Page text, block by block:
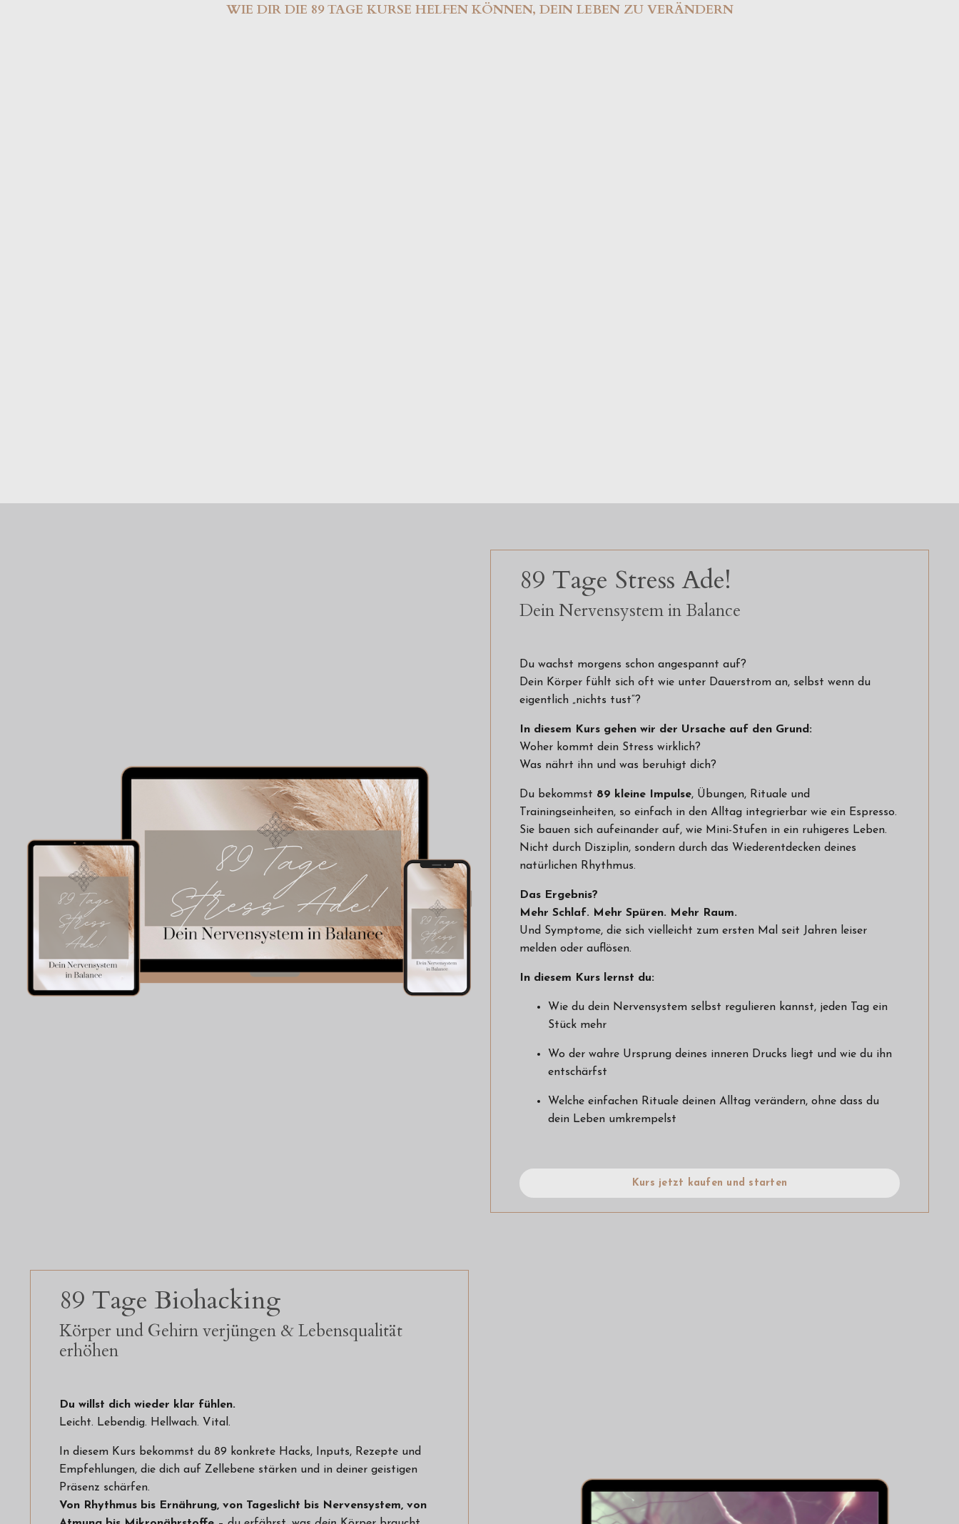
WIE DIR DIE 89 TAGE KURSE HELFEN KÖNNEN, DEIN LEBEN ZU VERÄNDERN
89 Tage Stress Ade!
Dein Nervensystem in Balance
Du wachst morgens schon angespannt auf?
Dein Körper fühlt sich oft wie unter Dauerstrom an, selbst wenn du
eigentlich „nichts tust“?
In diesem Kurs gehen wir der Ursache auf den Grund:
Woher kommt dein Stress wirklich?
Was nährt ihn und was beruhigt dich?
Du bekommst 89 kleine Impulse, Übungen, Rituale und
Trainingseinheiten, so einfach in den Alltag integrierbar wie ein Espresso.
Sie bauen sich aufeinander auf, wie Mini-Stufen in ein ruhigeres Leben.
Nicht durch Disziplin, sondern durch das Wiederentdecken deines
natürlichen Rhythmus.
Das Ergebnis?
Mehr Schlaf. Mehr Spüren. Mehr Raum.
Und Symptome, die sich vielleicht zum ersten Mal seit Jahren leiser
melden oder auflösen.
In diesem Kurs lernst du:
Wie du dein Nervensystem selbst regulieren kannst, jeden Tag ein
Stück mehr
Wo der wahre Ursprung deines inneren Drucks liegt und wie du ihn
entschärfst
Welche einfachen Rituale deinen Alltag verändern, ohne dass du
dein Leben umkrempelst
Kurs jetzt kaufen und starten
89 Tage Biohacking
Körper und Gehirn verjüngen & Lebensqualität
erhöhen
Du willst dich wieder klar fühlen.
Leicht. Lebendig. Hellwach. Vital.
In diesem Kurs bekommst du 89 konkrete Hacks, Inputs, Rezepte und
Empfehlungen, die dich auf Zellebene stärken und in deiner geistigen
Präsenz schärfen.
Von Rhythmus bis Ernährung, von Tageslicht bis Nervensystem, von